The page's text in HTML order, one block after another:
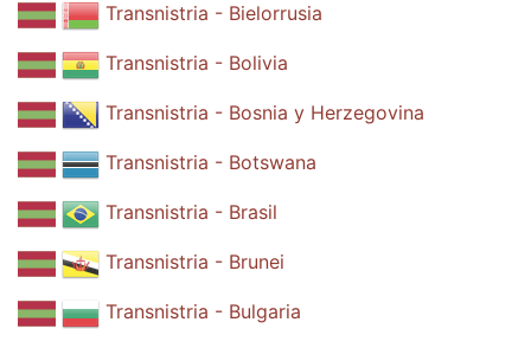
Transnistria - Bielorrusia
Transnistria - Bolivia
Transnistria - Bosnia y Herzegovina
Transnistria - Botswana
Transnistria - Brasil
Transnistria - Brunei
Transnistria - Bulgaria